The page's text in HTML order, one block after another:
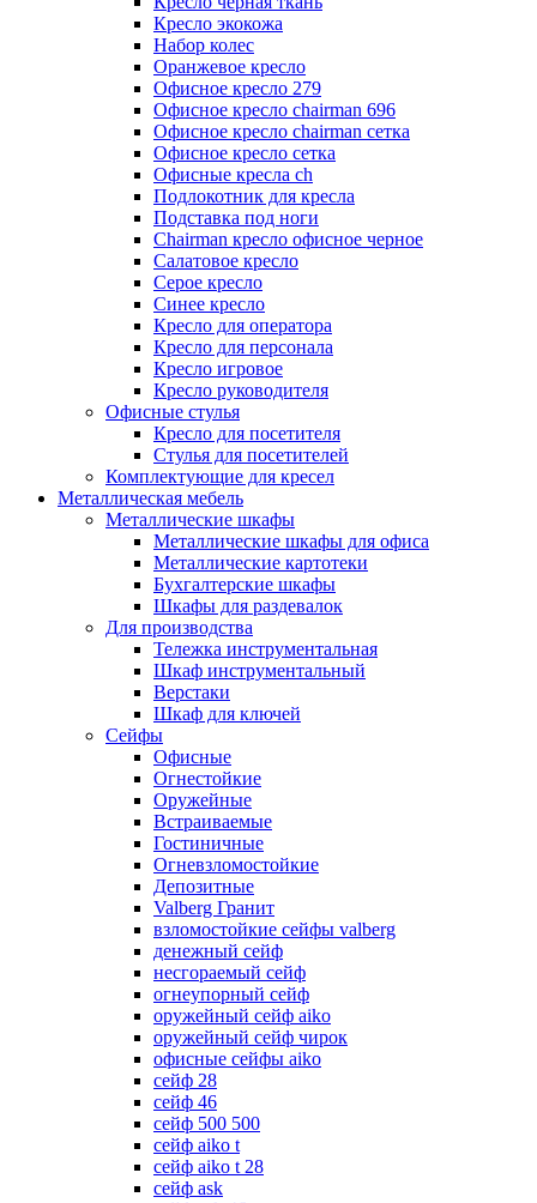
Кресло экокожа
Набор колес
Оранжевое кресло
Офисное кресло 279
Офисное кресло chairman 696
Офисное кресло chairman сетка
Офисное кресло сетка
Офисные кресла ch
Подлокотник для кресла
Подставка под ноги
Сhairman кресло офисное черное
Салатовое кресло
Серое кресло
Синее кресло
Кресло для оператора
Кресло для персонала
Кресло игровое
Кресло руководителя
Офисные стулья
Кресло для посетителя
Стулья для посетителей
Комплектующие для кресел
Металлическая мебель
Металлические шкафы
Металлические шкафы для офиса
Металлические картотеки
Бухгалтерские шкафы
Шкафы для раздевалок
Для производства
Тележка инструментальная
Шкаф инструментальный
Верстаки
Шкаф для ключей
Сейфы
Офисные
Огнестойкие
Оружейные
Встраиваемые
Гостиничные
Огневзломостойкие
Депозитные
Valberg Гранит
взломостойкие сейфы valberg
денежный сейф
несгораемый сейф
огнеупорный сейф
оружейный сейф aiko
оружейный сейф чирок
офисные сейфы aiko
сейф 28
сейф 46
сейф 500 500
сейф aiko t
сейф aiko t 28
сейф ask